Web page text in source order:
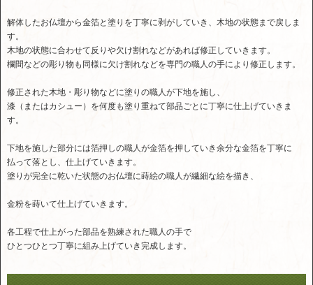
解体したお仏壇から金箔と塗りを丁寧に剥がしていき、木地の状態まで戻しま
す。
木地の状態に合わせて反りや欠け割れなどがあれば修正していきます。
欄間などの彫り物も同様に欠け割れなどを専門の職人の手により修正します。
修正された木地・彫り物などに塗りの職人が下地を施し、
漆（またはカシュー）を何度も塗り重ねて部品ごとに丁寧に仕上げていきま
す。
下地を施した部分には箔押しの職人が金箔を押していき余分な金箔を丁寧に
払って落とし、仕上げていきます。
塗りが完全に乾いた状態のお仏壇に蒔絵の職人が繊細な絵を描き、
金粉を蒔いて仕上げていきます。
各工程で仕上がった部品を熟練された職人の手で
ひとつひとつ丁寧に組み上げていき完成します。